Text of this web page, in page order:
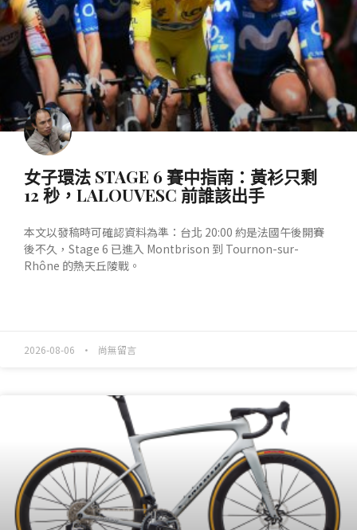
女子環法 STAGE 6 賽中指南：黃衫只剩
12 秒，LALOUVESC 前誰該出手
本文以發稿時可確認資料為準：台北 20:00 約是法國午後開賽
後不久，Stage 6 已進入 Montbrison 到 Tournon-sur-
Rhône 的熱天丘陵戰。
2026-08-06 尚無留言